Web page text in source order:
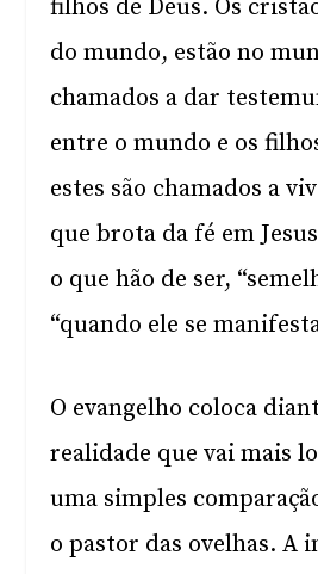
filhos de Deus. Os
do mundo, estão no
chamados a dar
entre o mundo e os
estes são chamados a
que brota da fé em
o que hão de ser,
“quando ele se
O evangelho coloca
realidade que vai mais
uma simples
o pastor das ovelhas. A